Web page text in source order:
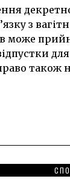
з
може
для
також